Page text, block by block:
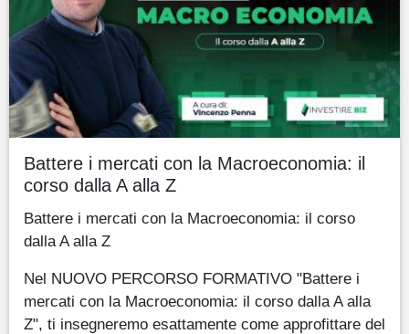
Battere i mercati con la Macroeconomia: il
corso dalla A alla Z
Battere i mercati con la Macroeconomia: il corso
dalla A alla Z
Nel NUOVO PERCORSO FORMATIVO "Battere i
mercati con la Macroeconomia: il corso dalla A alla
Z", ti insegneremo esattamente come approfittare del